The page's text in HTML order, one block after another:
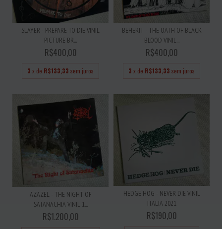
SLAYER - PREPARE TO DIE VINIL
PICTURE BR...
R$400,00
3 x de R$133,33 sem juros
BEHERIT - THE OATH OF BLACK
BLOOD VINIL...
R$400,00
3 x de R$133,33 sem juros
AZAZEL - THE NIGHT OF
SATANACHIA VINIL 1...
R$1.200,00
HEDGE HOG - NEVER DIE VINIL
ITALIA 2021
R$190,00